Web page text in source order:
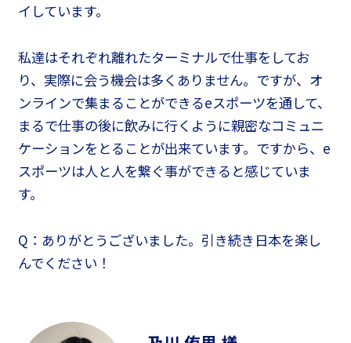
イしています。
私達はそれぞれ離れたターミナルで仕事をしてお
り、実際に会う機会は多くありません。ですが、オ
ンラインで集まることができるeスポーツを通して、
まるで仕事の後に飲みに行くように親密なコミュニ
ケーションをとることが出来ています。ですから、e
スポーツは人と人を繋ぐ事ができると感じていま
す。
Q：ありがとうございました。引き続き日本を楽し
んでください！